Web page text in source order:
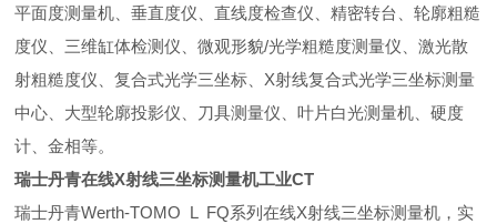
平面度测量机、垂直度仪、直线度检查仪、精密转台、轮廓粗糙
度仪、三维缸体检测仪、微观形貌/光学粗糙度测量仪、激光散
射粗糙度仪、复合式光学三坐标、X射线复合式光学三坐标测量
中心、大型轮廓投影仪、刀具测量仪、叶片白光测量机、硬度
计、金相等。
瑞士丹青在线X射线三坐标测量机工业CT
瑞士丹青Werth-TOMO L FQ系列在线X射线三坐标测量机，实